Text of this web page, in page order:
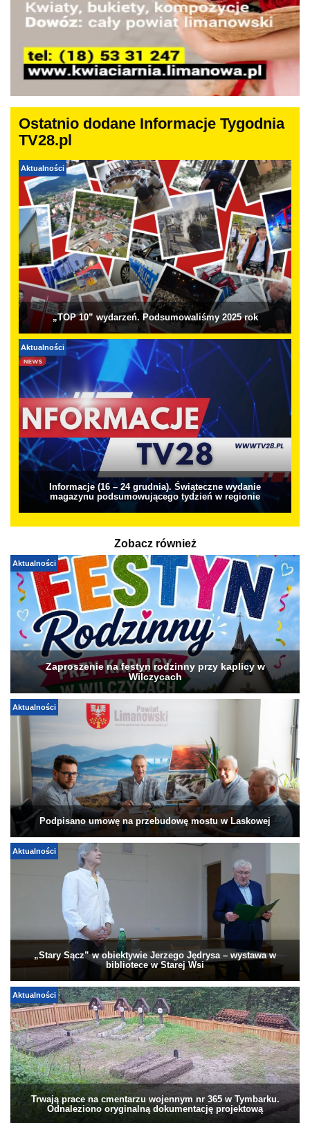
Ostatnio dodane Informacje Tygodnia
TV28.pl
Aktualności
„TOP 10” wydarzeń. Podsumowaliśmy 2025 rok
Aktualności
Informacje (16 – 24 grudnia). Świąteczne wydanie
magazynu podsumowującego tydzień w regionie
Zobacz również
Aktualności
Zaproszenie na festyn rodzinny przy kaplicy w
Wilczycach
Aktualności
Podpisano umowę na przebudowę mostu w Laskowej
Aktualności
„Stary Sącz” w obiektywie Jerzego Jędrysa – wystawa w
bibliotece w Starej Wsi
Aktualności
Trwają prace na cmentarzu wojennym nr 365 w Tymbarku.
Odnaleziono oryginalną dokumentację projektową